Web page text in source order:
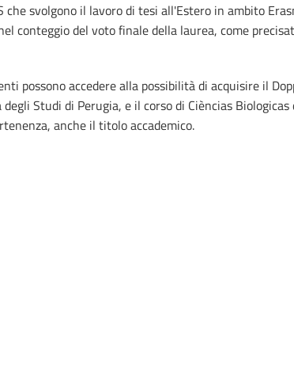
che svolgono il lavoro di tesi all'Estero in ambito
conteggio del voto finale della laurea, come
possono accedere alla possibilità di acquisire il
Studi di Perugia, e il corso di Cièncias
anche il titolo accademico.